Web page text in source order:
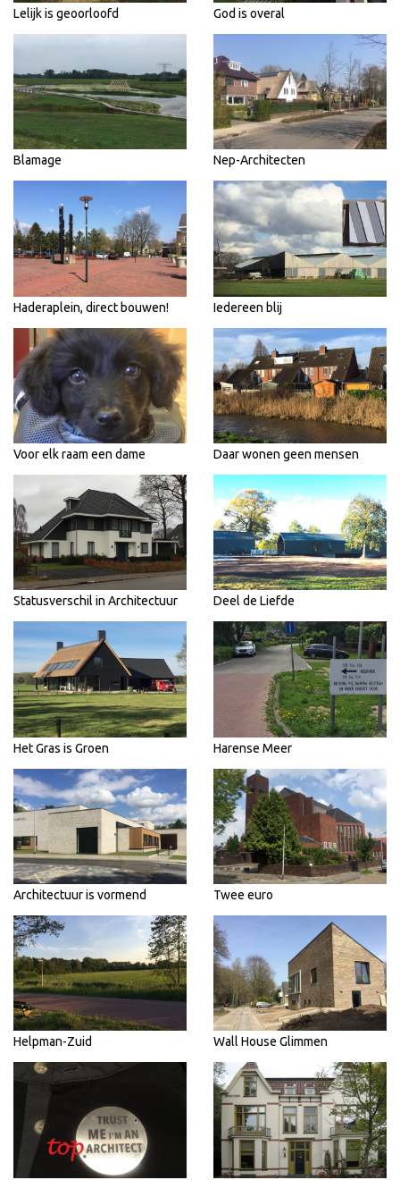
Lelijk is geoorloofd God is overal
Blamage Nep-Architecten
Haderaplein, direct bouwen! Iedereen blij
Voor elk raam een dame Daar wonen geen mensen
Statusverschil in Architectuur Deel de Liefde
Het Gras is Groen Harense Meer
Architectuur is vormend Twee euro
Helpman-Zuid Wall House Glimmen